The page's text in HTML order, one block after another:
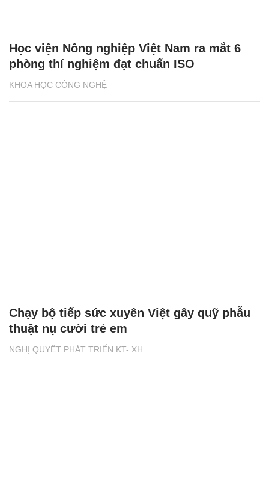
KHOA HỌC CÔNG NGHỆ
Học viện Nông nghiệp Việt Nam ra mắt 6
phòng thí nghiệm đạt chuẩn ISO
NGHỊ QUYẾT PHÁT TRIỂN KT- XH
Chạy bộ tiếp sức xuyên Việt gây quỹ phẫu
thuật nụ cười trẻ em